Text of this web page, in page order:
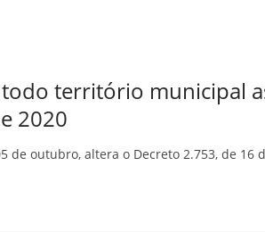
território municipal
2020
de outubro, altera o Decreto 2.753, de 16